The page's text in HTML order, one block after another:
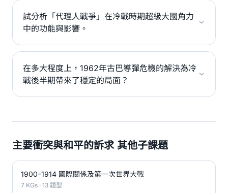
試分析「代理人戰爭」在冷戰時期超級大國角力
中的功能與影響。
在多大程度上，1962年古巴導彈危機的解決為冷
戰後半期帶來了穩定的局面？
主要衝突與和平的訴求 其他子課題
1900–1914 國際關係及第一次世界大戰
7 KGs · 13 題型